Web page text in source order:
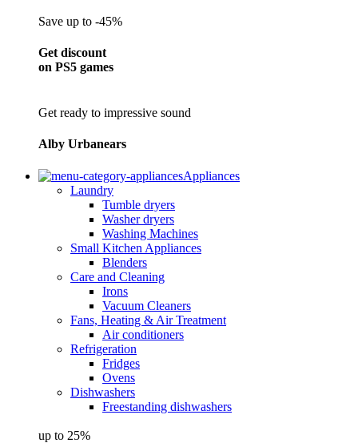
Save up to -45%
Get discount
on PS5 games
Get ready to impressive sound
Alby Urbanears
Appliances
Laundry
Tumble dryers
Washer dryers
Washing Machines
Small Kitchen Appliances
Blenders
Care and Cleaning
Irons
Vacuum Cleaners
Fans, Heating & Air Treatment
Air conditioners
Refrigeration
Fridges
Ovens
Dishwashers
Freestanding dishwashers
up to 25%